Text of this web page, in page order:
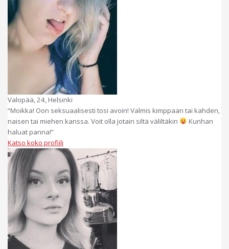
Valopää, 24, Helsinki
“Moikka! Oon seksuaalisesti tosi avoin! Valmis kimppaan tai kahden,
naisen tai miehen kanssa. Voit olla jotain siltä väliltäkin
Kunhan
haluat panna!”
Katso koko profiili